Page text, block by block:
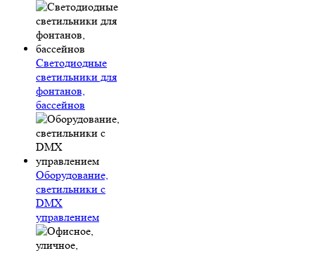
Светодиодные
светильники для
фонтанов,
бассейнов
Оборудование,
светильники с
DMX
управлением